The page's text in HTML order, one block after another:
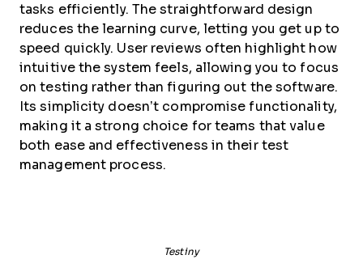
tasks efficiently. The straightforward design
reduces the learning curve, letting you get up to
speed quickly. User reviews often highlight how
intuitive the system feels, allowing you to focus
on testing rather than figuring out the software.
Its simplicity doesn’t compromise functionality,
making it a strong choice for teams that value
both ease and effectiveness in their test
management process.
Testiny